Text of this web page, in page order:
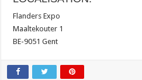
Flanders Expo
Maaltekouter 1
BE-9051 Gent